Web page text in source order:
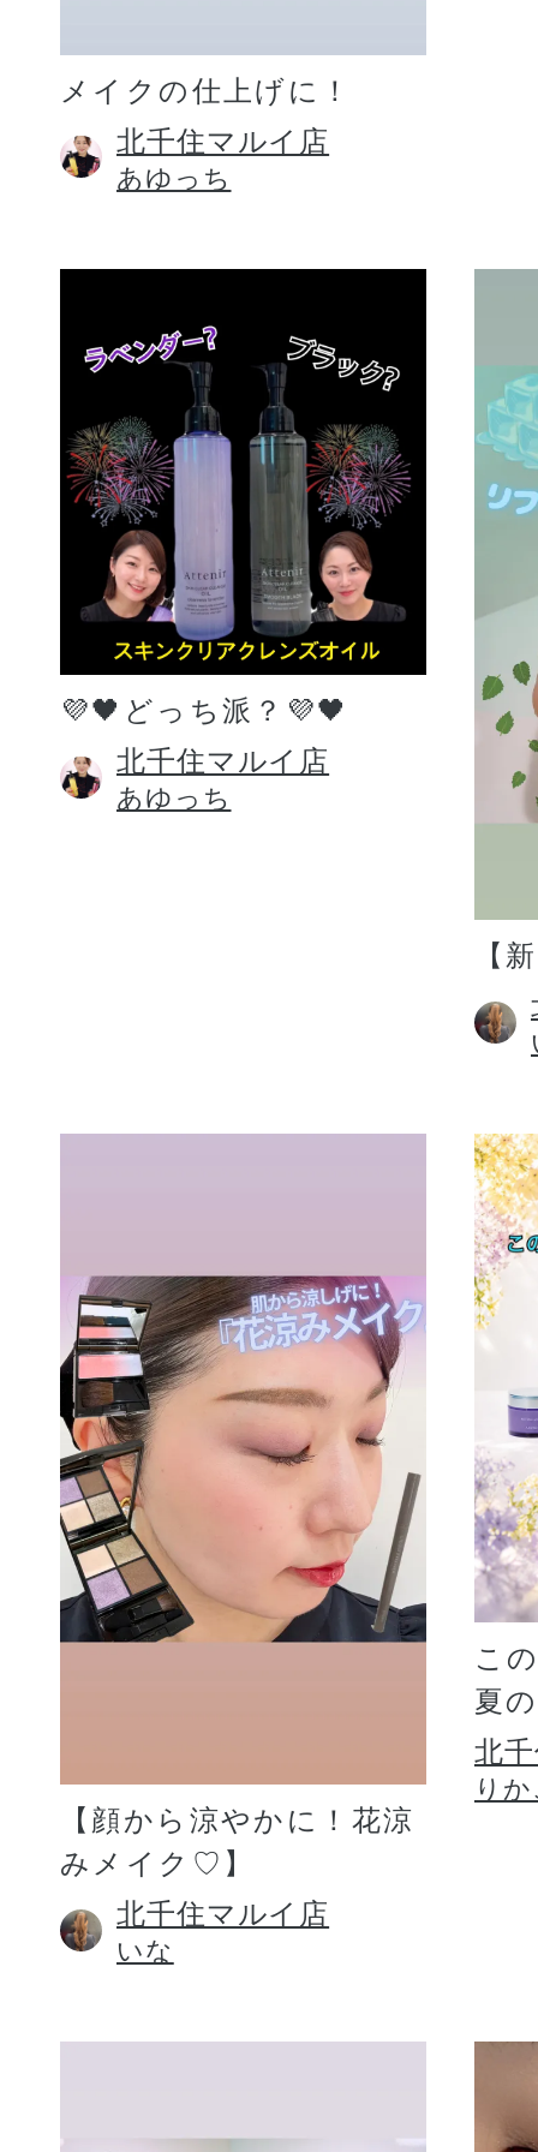
メイクの仕上げに！
北千住マルイ店
あゆっち
💜🖤どっち派？💜🖤
北千住マルイ店
あゆっち
【
【顔から涼やかに！花涼
みメイク♡】
北千住マルイ店
いな
こ
夏
北
り